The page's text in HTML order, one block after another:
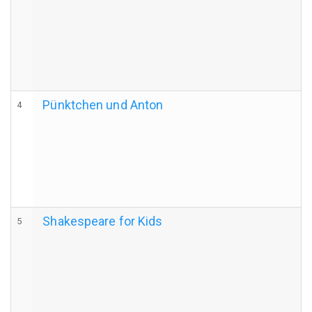
4 Pünktchen und Anton
5 Shakespeare for Kids